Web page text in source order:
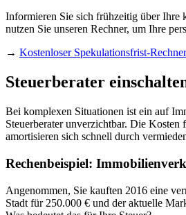
Informieren Sie sich frühzeitig über
nutzen Sie unseren Rechner, um Ihre
→ Kostenloser Spekulationsfrist-Rechner
Steuerberater
Bei komplexen Situationen ist ein auf
Steuerberater unverzichtbar. Die Kosten
amortisieren sich schnell durch
Rechenbeispiel:
Angenommen, Sie kauften 2016 eine
Stadt für 250.000 € und der aktuelle